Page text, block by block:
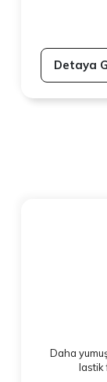
Detaya
Daha
lastik